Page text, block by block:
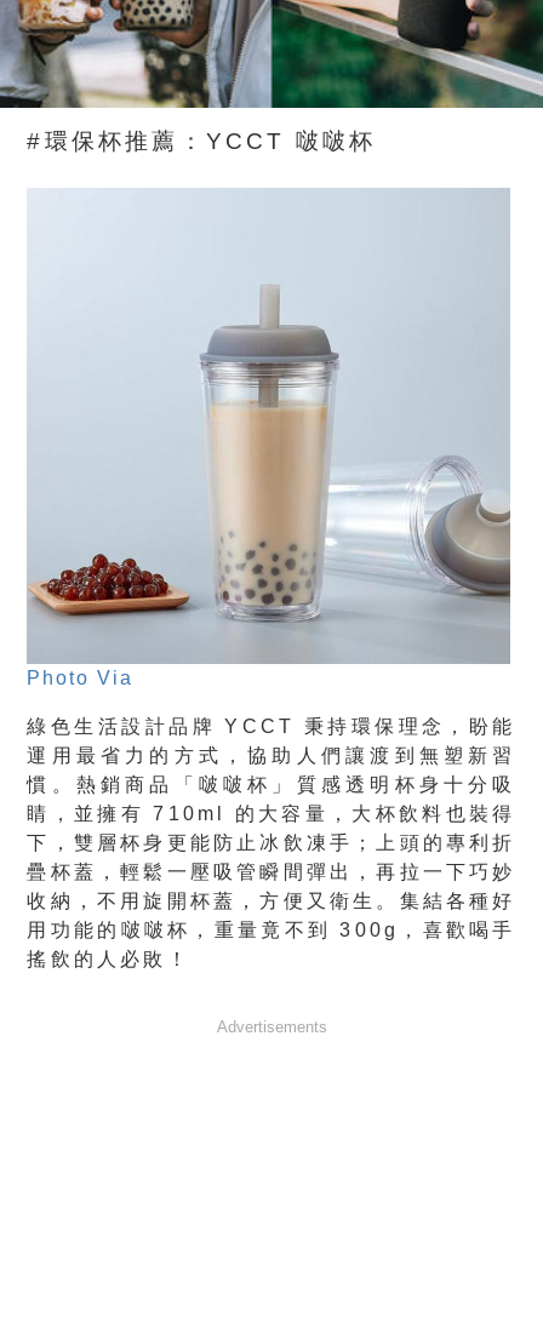
#環保杯推薦：YCCT 啵啵杯
Photo Via
綠色生活設計品牌 YCCT 秉持環保理念，盼能
運用最省力的方式，協助人們讓渡到無塑新習
慣。熱銷商品「啵啵杯」質感透明杯身十分吸
睛，並擁有 710ml 的大容量，大杯飲料也裝得
下，雙層杯身更能防止冰飲凍手；上頭的專利折
疊杯蓋，輕鬆一壓吸管瞬間彈出，再拉一下巧妙
收納，不用旋開杯蓋，方便又衛生。集結各種好
用功能的啵啵杯，重量竟不到 300g，喜歡喝手
搖飲的人必敗！
Advertisements